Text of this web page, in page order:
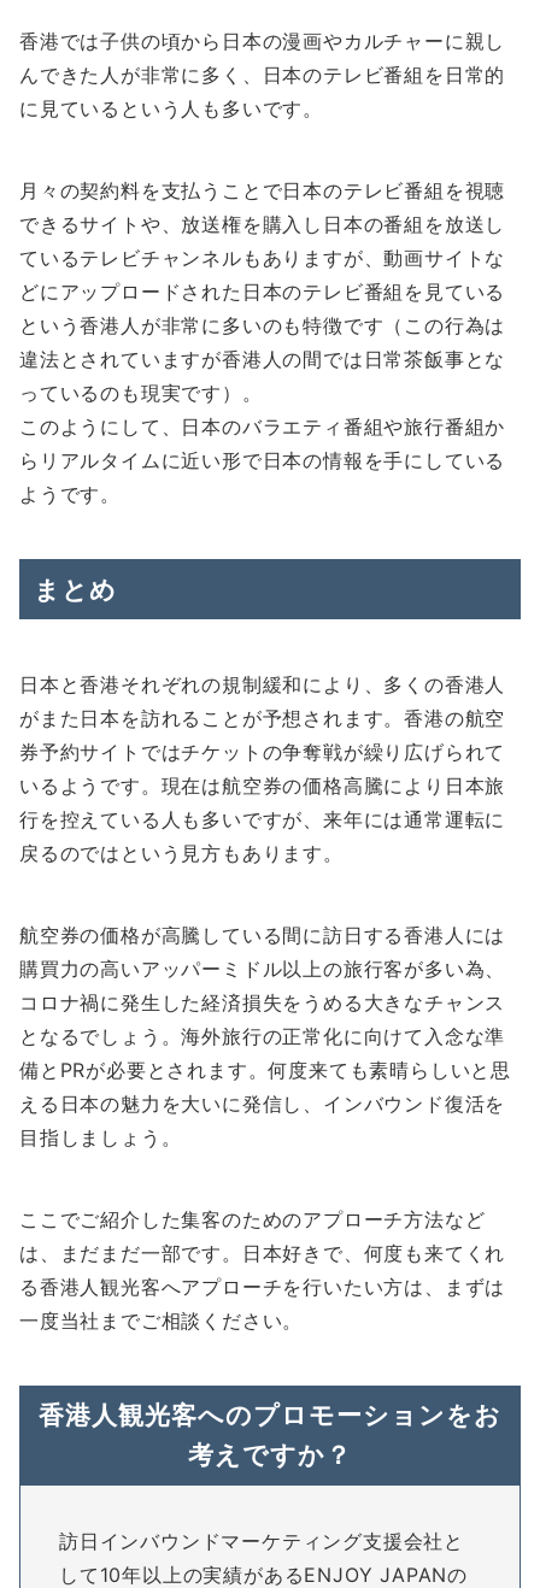
香港では子供の頃から日本の漫画やカルチャーに親し
んできた人が非常に多く、日本のテレビ番組を日常的
に見ているという人も多いです。
月々の契約料を支払うことで日本のテレビ番組を視聴
できるサイトや、放送権を購入し日本の番組を放送し
ているテレビチャンネルもありますが、動画サイトな
どにアップロードされた日本のテレビ番組を見ている
という香港人が非常に多いのも特徴です（この行為は
違法とされていますが香港人の間では日常茶飯事とな
っているのも現実です）。
このようにして、日本のバラエティ番組や旅行番組か
らリアルタイムに近い形で日本の情報を手にしている
ようです。
まとめ
日本と香港それぞれの規制緩和により、多くの香港人
がまた日本を訪れることが予想されます。香港の航空
券予約サイトではチケットの争奪戦が繰り広げられて
いるようです。現在は航空券の価格高騰により日本旅
行を控えている人も多いですが、来年には通常運転に
戻るのではという見方もあります。
航空券の価格が高騰している間に訪日する香港人には
購買力の高いアッパーミドル以上の旅行客が多い為、
コロナ禍に発生した経済損失をうめる大きなチャンス
となるでしょう。海外旅行の正常化に向けて入念な準
備とPRが必要とされます。何度来ても素晴らしいと思
える日本の魅力を大いに発信し、インバウンド復活を
目指しましょう。
ここでご紹介した集客のためのアプローチ方法など
は、まだまだ一部です。日本好きで、何度も来てくれ
る香港人観光客へアプローチを行いたい方は、まずは
一度当社までご相談ください。
香港人観光客へのプロモーションをお
考えですか？
訪日インバウンドマーケティング支援会社と
して10年以上の実績があるENJOY JAPANの